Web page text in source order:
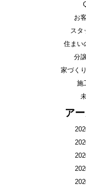
お
スタ
住まい
分
家づく
施
ア